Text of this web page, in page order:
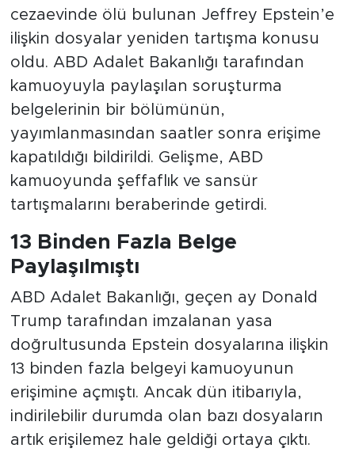
cezaevinde ölü bulunan Jeffrey Epstein’e
ilişkin dosyalar yeniden tartışma konusu
oldu. ABD Adalet Bakanlığı tarafından
kamuoyuyla paylaşılan soruşturma
belgelerinin bir bölümünün,
yayımlanmasından saatler sonra erişime
kapatıldığı bildirildi. Gelişme, ABD
kamuoyunda şeffaflık ve sansür
tartışmalarını beraberinde getirdi.
13 Binden Fazla Belge
Paylaşılmıştı
ABD Adalet Bakanlığı, geçen ay Donald
Trump tarafından imzalanan yasa
doğrultusunda Epstein dosyalarına ilişkin
13 binden fazla belgeyi kamuoyunun
erişimine açmıştı. Ancak dün itibarıyla,
indirilebilir durumda olan bazı dosyaların
artık erişilemez hale geldiği ortaya çıktı.